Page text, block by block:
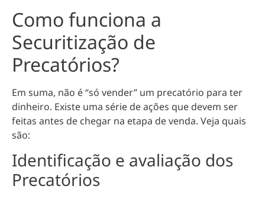
Como funciona a
Securitização de
Precatórios?
Em suma, não é “só vender” um precatório para ter
dinheiro. Existe uma série de ações que devem ser
feitas antes de chegar na etapa de venda. Veja quais
são:
Identificação e avaliação dos
Precatórios